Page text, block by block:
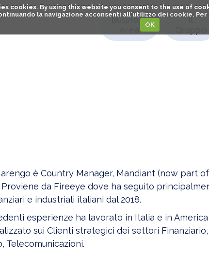
cookies. By using this website you consent to the use of
la navigazione acconsenti all'utilizzo dei cookie.
OK
Business
Il
è Country Manager, Mandiant (now part
Proviene da Fireeye dove ha seguito
e industriali italiani dal 2018.
esperienze ha lavorato in Italia e in
sui Clienti strategici dei settori Finanziario,
Telecomunicazioni.